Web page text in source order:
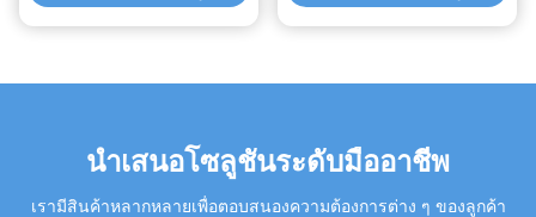
นำเสนอโซลูชันระดับมืออาชีพ
เรามีสินค้าหลากหลายเพื่อตอบสนองความต้องการต่าง ๆ ของลูกค้า